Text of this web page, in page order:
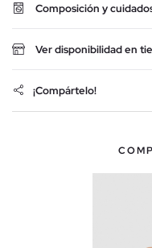
Composición y
Ver disponibilidad en
¡Compártelo!